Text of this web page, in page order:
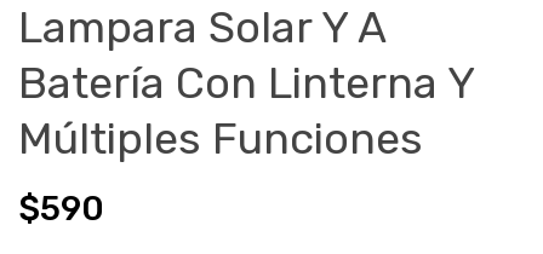
Lampara Solar Y A
Batería Con Linterna Y
Múltiples Funciones
$590